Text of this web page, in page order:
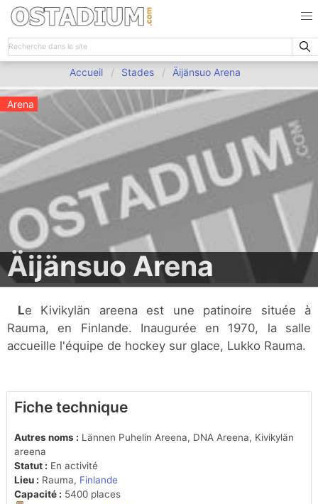
Accueil Stades Äijänsuo Arena
Arena
Äijänsuo Arena
Le Kivikylän areena est une patinoire située à
Rauma, en Finlande. Inaugurée en 1970, la salle
accueille l'équipe de hockey sur glace, Lukko Rauma.
Fiche technique
Autres noms : Lännen Puhelin Areena, DNA Areena, Kivikylän
areena
Statut : En activité
Lieu : Rauma, Finlande
Capacité : 5400 places